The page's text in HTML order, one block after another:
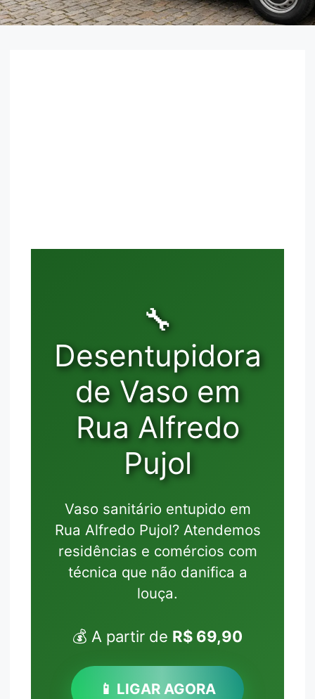
🔧
Desentupidora
de Vaso em
Rua Alfredo
Pujol
Vaso sanitário entupido em
Rua Alfredo Pujol? Atendemos
residências e comércios com
técnica que não danifica a
louça.
💰 A partir de R$ 69,90
📱 LIGAR AGORA